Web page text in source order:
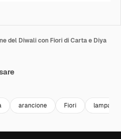
del Diwali con Fiori di Carta e Diya
arancione Fiori lampada